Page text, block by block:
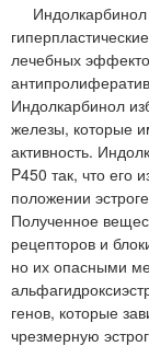
Индолкарбинол
лечебных
Индолкарбинол
железы, которые
активность.
P450 так, что его
положении
Полученное
рецепторов и
но их опасными
генов, которые
чрезмерную